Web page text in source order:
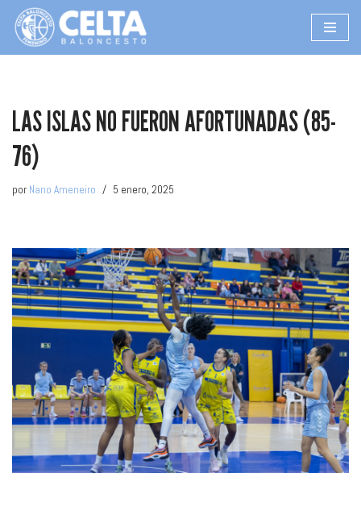
Saltar
LAS ISLAS NO FUERON AFORTUNADAS (85-
76)
por Nano Ameneiro 5 enero, 2025